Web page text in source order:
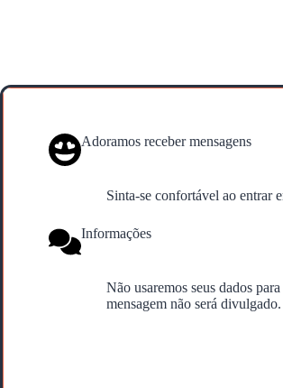
Adoramos receber mensagens
Sinta-se confortável ao entrar
Informações
Não usaremos seus dados
mensagem não será divulgado.